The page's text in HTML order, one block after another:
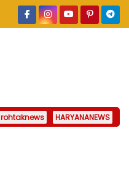
rohtaknews HARYANANEWS